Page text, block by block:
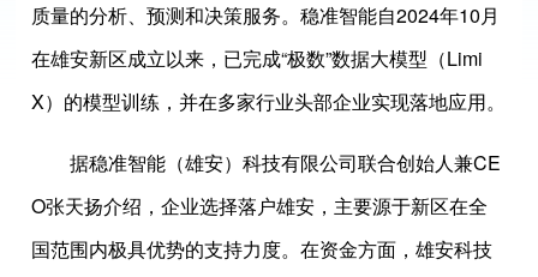
质量的分析、预测和决策服务。稳准智能自2024年10月
在雄安新区成立以来，已完成“极数”数据大模型（Limi
X）的模型训练，并在多家行业头部企业实现落地应用。
据稳准智能（雄安）科技有限公司联合创始人兼CE
O张天扬介绍，企业选择落户雄安，主要源于新区在全
国范围内极具优势的支持力度。在资金方面，雄安科技